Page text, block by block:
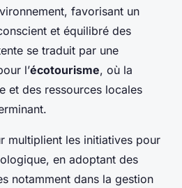
favorisant un
et équilibré des
se traduit par une
l’écotourisme, où la
et des ressources locales
multiplient les initiatives pour
en adoptant des
notamment dans la gestion